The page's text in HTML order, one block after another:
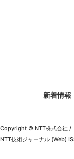
新着情報
Copyright © NTT株式会社 /
NTT技術ジャーナル (Web)